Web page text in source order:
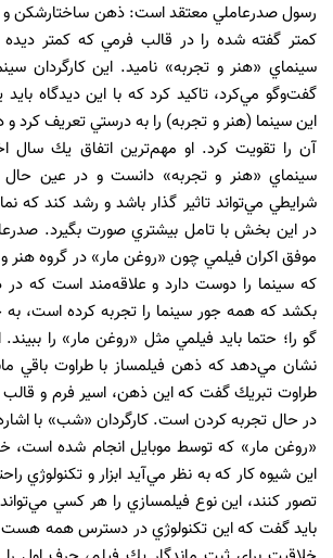
رسول صدرعاملي معتقد است: ذهن ساختارشكن
كمتر گفته شده را‌ در قالب فرمي كه كمتر
سينماي «هنر و تجربه» ناميد. اين كارگردان
گفت‌وگو مي‌كرد، تاكيد كرد كه با اين ديدگاه
اين سينما (هنر و تجربه) را به درستي تعريف كرد
آن را تقويت كرد. او مهم‌ترين اتفاق يك سال
سينماي «هنر و تجربه» دانست و در عين
شرايطي مي‌تواند تاثير گذار باشد و رشد كند كه
در اين بخش با تامل بيشتري صورت بگيرد.
موفق اكران فيلمي چون «روغن مار» در گروه
كه سينما را دوست دارد و علاقه‌مند است كه
بكشد كه همه جور سينما را تجربه كرده است‌،
گو را؛ حتما بايد فيلمي مثل «روغن مار» را ببيند.
نشان مي‌دهد كه ذهن فيلمساز با طراوت باقي
طراوت تبريك گفت كه اين ذهن، اسير فرم و
در حال تجربه كردن است. كارگردان «شب» با
«روغن مار» كه توسط موبايل انجام شده است،
اين شيوه كار كه به نظر مي‌آيد ابزار و تكنولوژي
تصور كنند‌، اين نوع فيلمسازي را هر كسي مي‌تواند
بايد گفت كه اين تكنولوژي در دسترس همه هست